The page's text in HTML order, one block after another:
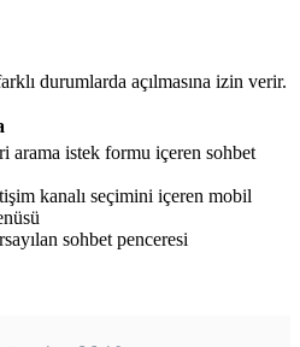
durumlarda açılmasına izin verir.
arama istek formu içeren sohbet
kanalı seçimini içeren mobil
sohbet penceresi